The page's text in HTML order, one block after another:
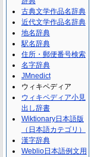
古典文学作品名辞典
近代文学作品名辞典
地名辞典
駅名辞典
住所・郵便番号検索
名字辞典
JMnedict
ウィキペディア
ウィキペディア小見
出し辞書
Wiktionary日本語版
（日本語カテゴリ）
漢字辞典
Weblio日本語例文用